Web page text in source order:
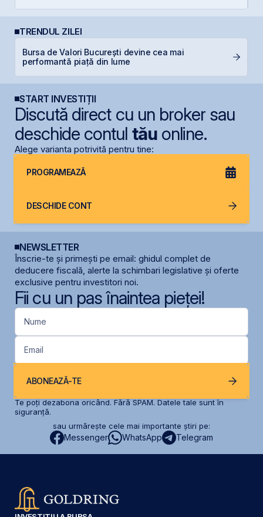
TRENDUL ZILEI
Bursa de Valori București devine cea mai
performantă piață din lume
START INVESTIȚII
Discută direct cu un broker sau
deschide contul tăuonline.
Alege varianta potrivită pentru tine:
PROGRAMEAZĂ
DESCHIDE CONT
NEWSLETTER
Înscrie-te și primești pe email: ghidul complet de
deducere fiscală, alerte la schimbari legislative și oferte
exclusive pentru investitori noi.
Fii cu un pas înaintea pieței!
Nume
Email
ABONEAZĂ-TE
Te poți dezabona oricând. Fără SPAM. Datele tale sunt în
siguranță.
sau urmărește cele mai importante știri pe:
Messenger WhatsApp Telegram